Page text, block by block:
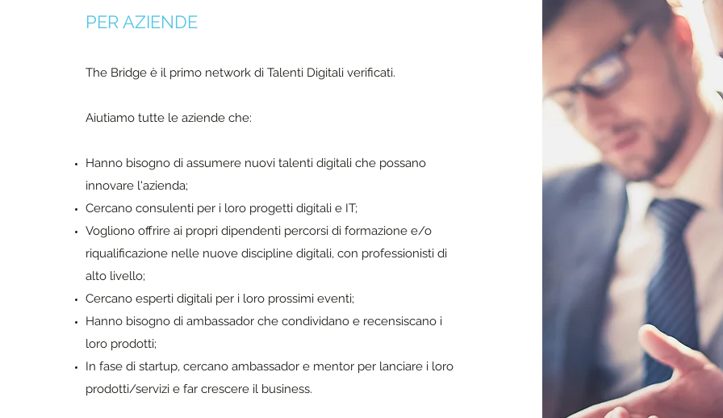
PER AZIENDE
The Bridge è il primo network di Talenti Digitali verificati.
Aiutiamo tutte le aziende che:
Hanno bisogno di assumere nuovi talenti digitali che possano
innovare l'azienda;
Cercano consulenti per i loro progetti digitali e IT;
Vogliono offrire ai propri dipendenti percorsi di formazione e/o
riqualificazione nelle nuove discipline digitali, con professionisti di
alto livello;
Cercano esperti digitali per i loro prossimi eventi;
Hanno bisogno di ambassador che condividano e recensiscano i
loro prodotti;
In fase di startup, cercano ambassador e mentor per lanciare i loro
prodotti/servizi e far crescere il business.